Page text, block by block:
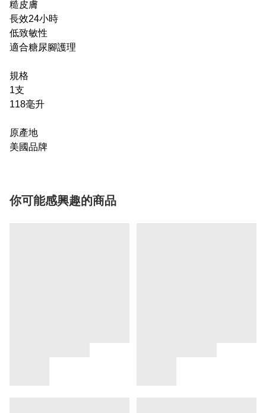
糙皮膚
長效24小時
低致敏性
適合糖尿腳護理
規格
1支
118毫升
原產地
美國品牌
你可能感興趣的商品